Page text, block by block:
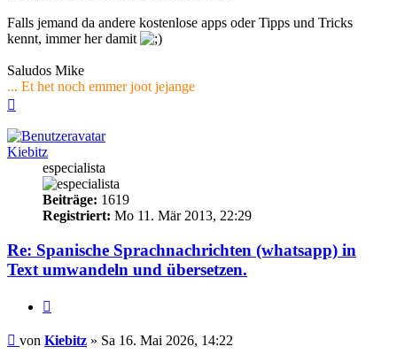
Falls jemand da andere kostenlose apps oder Tipps und Tricks
kennt, immer her damit
Saludos Mike
... Et het noch emmer joot jejange
Kiebitz
especialista
Beiträge: 1619
Registriert: Mo 11. Mär 2013, 22:29
Re: Spanische Sprachnachrichten (whatsapp) in
Text umwandeln und übersetzen.
Beitrag
von Kiebitz » Sa 16. Mai 2026, 14:22